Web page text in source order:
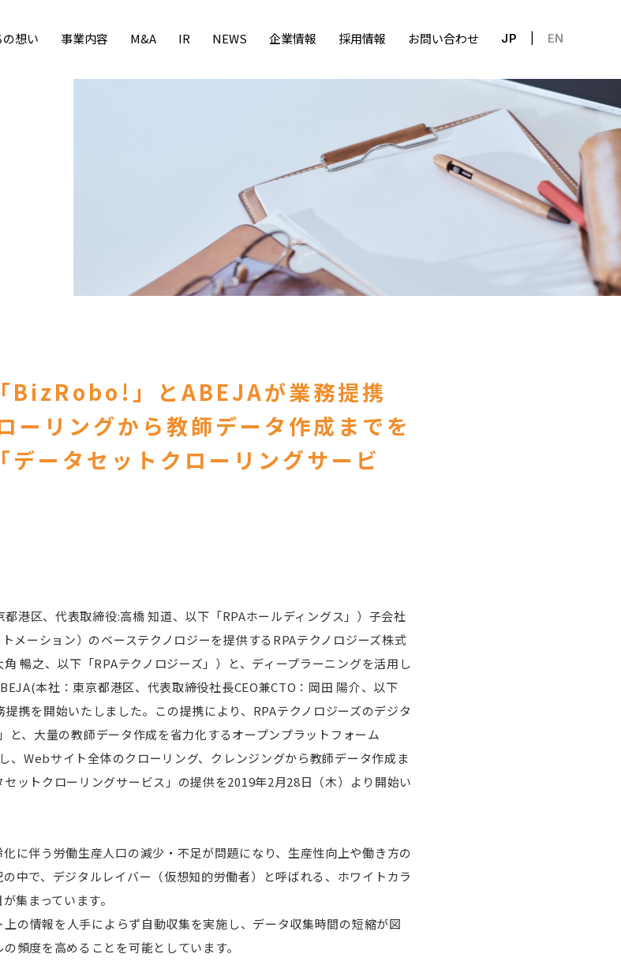
想い 事業内容 M&A IR NEWS 企業情報 採用情報 お問い合わせ EN
JP
BizRobo!」とABEJAが業務提携
ーリングから教師データ作成までを
データセットクローリングサービ
港区、代表取締役:高橋 知道、以下「RPAホールディングス」）子会社
メーション）のベーステクノロジーを提供するRPAテクノロジーズ株式
暢之、以下「RPAテクノロジーズ」）と、ディープラーニングを活用し
本社：東京都港区、代表取締役社長CEO兼CTO：岡田 陽介、以下
提携を開始いたしました。この提携により、RPAテクノロジーズのデジタ
、大量の教師データ作成を省力化するオープンプラットフォーム
Webサイト全体のクローリング、クレンジングから教師データ作成ま
ットクローリングサービス」の提供を2019年2月28日（木）より開始い
に伴う労働生産人口の減少・不足が問題になり、生産性向上や働き方の
中で、デジタルレイバー（仮想知的労働者）と呼ばれる、ホワイトカラ
集まっています。
の情報を人手によらず自動収集を実施し、データ収集時間の短縮が図
頻度を高めることを可能としています。